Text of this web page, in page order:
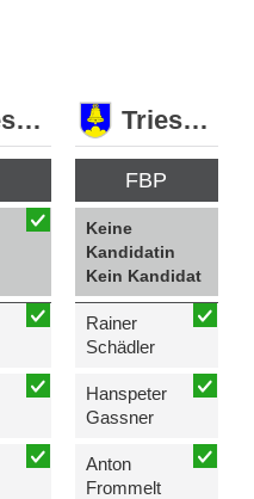
Triesen Triesenberg
FBP
Keine
Kandidatin
Kein Kandidat
Rainer
Schädler
Hanspeter
Gassner
Anton
Frommelt